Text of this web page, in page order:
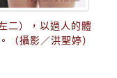
二），以過人的體
（攝影／洪聖婷）